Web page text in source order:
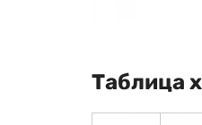
Таблица